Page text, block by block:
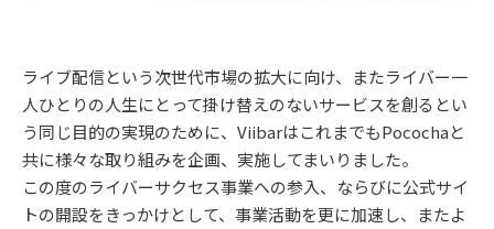
ライブ配信という次世代市場の拡大に向け、またライバー一
人ひとりの人生にとって掛け替えのないサービスを創るとい
う同じ目的の実現のために、ViibarはこれまでもPocochaと
共に様々な取り組みを企画、実施してまいりました。
この度のライバーサクセス事業への参入、ならびに公式サイ
トの開設をきっかけとして、事業活動を更に加速し、またよ